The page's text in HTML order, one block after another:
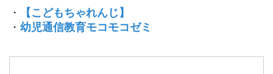
・
【こどもちゃれんじ】
・ 幼児通信教育モコモコゼミ